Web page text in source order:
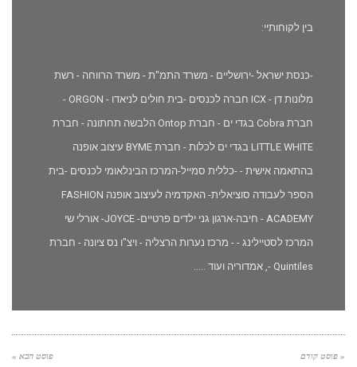
בין לקוחותיי:
-כנסת ישראל -ירושליים - משרד התמ"ת - משרד הרווחה - רשת
מלונות דן - ICX חברה לכנסים -בית חולים לניאדו - ORGON -
חברת Cobra בגדי ים - חברת Ontop הלבשה תחתונה - חברת
LITTLE WHITE בגדי ים לכלות - חברת BYME עיצוב אופנה
בהתאמה אישית - -כללית סמייל-המרכז הבינלאומי לכנסים -בית
הספר לעבודה סוציאלית- האקדמיה לעיצוב אופנה FASHION
ACADEMY - חיבה-ארגון גני ילדים פרטיים- JOYCE- אורלי שי
המרכז לסטיילינג - - מרכז נערות הרצליה - ויצ"ו נס ציונה - חברת
Quintiles -, אמדוריה ועוד .....
« פוסט קודם פוסט הבא »